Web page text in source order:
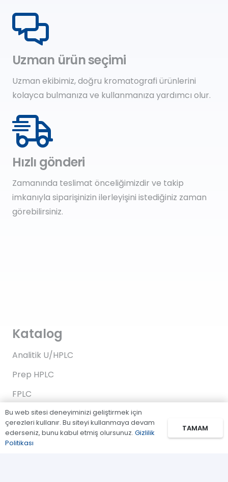
Uzman ürün seçimi
Uzman ekibimiz, doğru kromatografi ürünlerini
kolayca bulmanıza ve kullanmanıza yardımcı olur.
Hızlı gönderi
Zamanında teslimat önceliğimizdir ve takip
imkanıyla siparişinizin ilerleyişini istediğiniz zaman
görebilirsiniz.
Katalog
Analitik U/HPLC
Prep HPLC
FPLC
Gaz Kromatografi
Standartlar/Reaktifler
Bu web sitesi deneyiminizi geliştirmek için
çerezleri kullanır. Bu siteyi kullanmaya devam
ederseniz, bunu kabul etmiş olursunuz. Gizlilik
Politikası
TAMAM